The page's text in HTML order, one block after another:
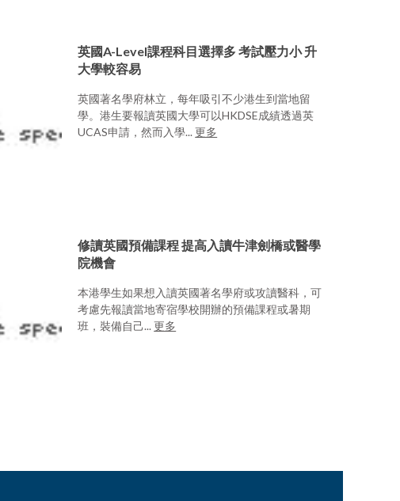
英國A-Level課程科目選擇多 考試壓力小 升
大學較容易
英國著名學府林立，每年吸引不少港生到當地留
學。港生要報讀英國大學可以HKDSE成績透過英
UCAS申請，然而入學...更多
修讀英國預備課程 提高入讀牛津劍橋或醫學
院機會
本港學生如果想入讀英國著名學府或攻讀醫科，可
考慮先報讀當地寄宿學校開辦的預備課程或暑期
班，裝備自己...更多